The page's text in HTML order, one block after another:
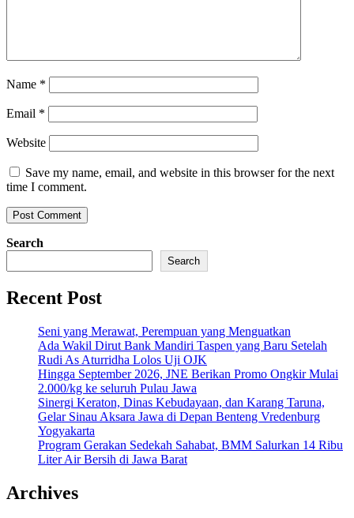
Name *
Email *
Website
Save my name, email, and website in this browser for the next
time I comment.
Search
Search
Recent Post
Seni yang Merawat, Perempuan yang Menguatkan
Ada Wakil Dirut Bank Mandiri Taspen yang Baru Setelah
Rudi As Aturridha Lolos Uji OJK
Hingga September 2026, JNE Berikan Promo Ongkir Mulai
2.000/kg ke seluruh Pulau Jawa
Sinergi Keraton, Dinas Kebudayaan, dan Karang Taruna,
Gelar Sinau Aksara Jawa di Depan Benteng Vredenburg
Yogyakarta
Program Gerakan Sedekah Sahabat, BMM Salurkan 14 Ribu
Liter Air Bersih di Jawa Barat
Archives